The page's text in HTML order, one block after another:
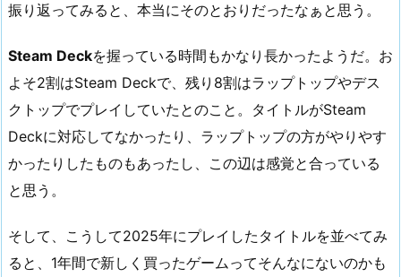
振り返ってみると、本当にそのとおりだったなぁと思う。
Steam Deckを握っている時間もかなり長かったようだ。お
よそ2割はSteam Deckで、残り8割はラップトップやデス
クトップでプレイしていたとのこと。タイトルがSteam
Deckに対応してなかったり、ラップトップの方がやりやす
かったりしたものもあったし、この辺は感覚と合っている
と思う。
そして、こうして2025年にプレイしたタイトルを並べてみ
ると、1年間で新しく買ったゲームってそんなにないのかも